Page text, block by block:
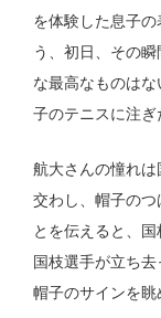
を体験した息子
う、初日、その
な最高なものは
子のテニスに注ぎ
航大さんの憧れ
交わし、帽子の
とを伝えると、国
国枝選手が立ち
帽子のサインを眺